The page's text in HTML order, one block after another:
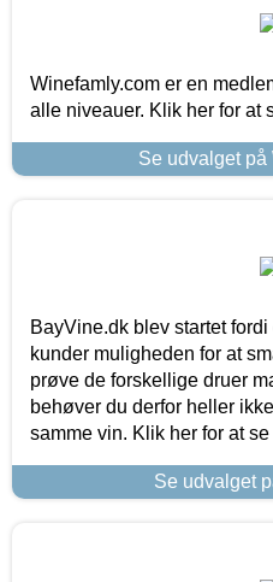
Winefamly.com er en
alle niveauer. Klik her for at
Se udvalget på
BayVine.dk blev startet
kunder muligheden for at
prøve de forskellige druer
behøver du derfor heller
samme vin. Klik her for at
Se udvalget